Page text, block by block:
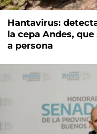
Hantavirus:
la cepa Andes,
a persona